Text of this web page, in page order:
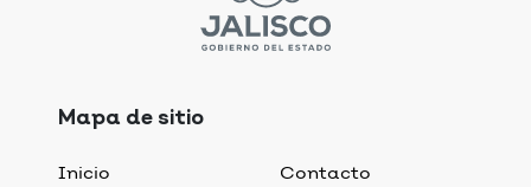
Mapa de sitio
Inicio
Contacto